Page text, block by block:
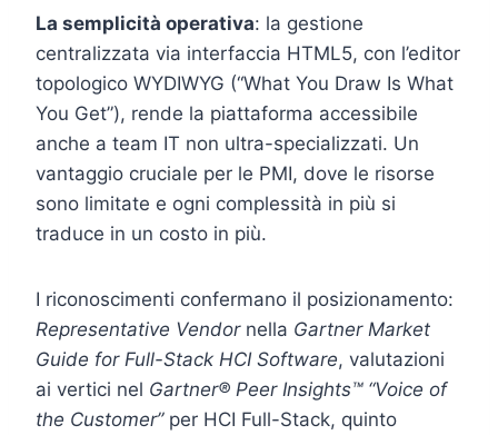
La semplicità operativa: la gestione
centralizzata via interfaccia HTML5, con l’editor
topologico WYDIWYG (“What You Draw Is What
You Get”), rende la piattaforma accessibile
anche a team IT non ultra-specializzati. Un
vantaggio cruciale per le PMI, dove le risorse
sono limitate e ogni complessità in più si
traduce in un costo in più.
I riconoscimenti confermano il posizionamento:
Representative Vendornella Gartner Market
Guide for Full-Stack HCI Software, valutazioni
ai vertici nel Gartner® Peer Insights™ “Voice of
the Customer”per HCI Full-Stack, quinto